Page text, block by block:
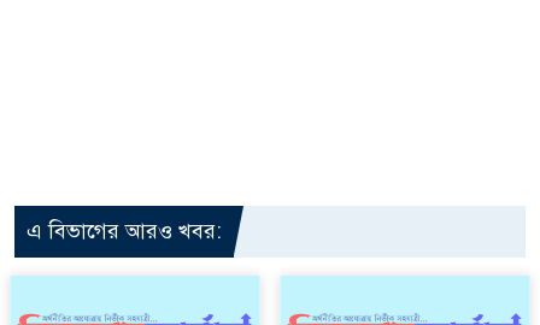
এ বিভাগের আরও খবর: